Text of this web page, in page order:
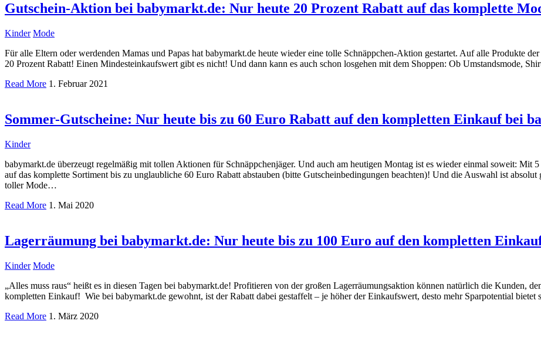
Gutschein-Aktion bei babymarkt.de: Nur heute 20 Prozent Rabatt auf das komplette
Kinder Mode
Für alle Eltern oder werdenden Mamas und Papas hat babymarkt.de heute wieder eine tolle Schnäppchen-Aktion gestartet. Auf alle Produkte
20 Prozent Rabatt! Einen Mindesteinkaufswert gibt es nicht! Und dann kann es auch schon losgehen mit dem Shoppen: Ob Umstandsmode,
Read More 1. Februar 2021
Sommer-Gutscheine: Nur heute bis zu 60 Euro Rabatt auf den kompletten Einkauf bei
Kinder
babymarkt.de überzeugt regelmäßig mit tollen Aktionen für Schnäppchenjäger. Und auch am heutigen Montag ist es wieder einmal soweit: Mit
auf das komplette Sortiment bis zu unglaubliche 60 Euro Rabatt abstauben (bitte Gutscheinbedingungen beachten)! Und die Auswahl ist
toller Mode…
Read More 1. Mai 2020
Lagerräumung bei babymarkt.de: Nur heute bis zu 100 Euro auf den kompletten
Kinder Mode
„Alles muss raus“ heißt es in diesen Tagen bei babymarkt.de! Profitieren von der großen Lagerräumungsaktion können natürlich die Kunden,
kompletten Einkauf! Wie bei babymarkt.de gewohnt, ist der Rabatt dabei gestaffelt – je höher der Einkaufswert, desto mehr Sparpotential
Read More 1. März 2020